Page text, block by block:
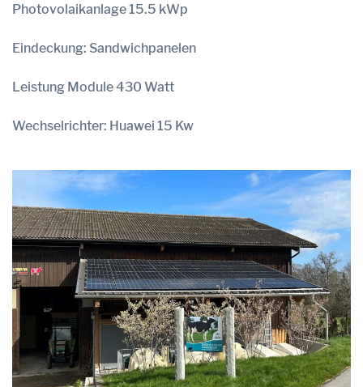
Photovolaikanlage 15.5 kWp
Eindeckung: Sandwichpanelen
Leistung Module 430 Watt
Wechselrichter: Huawei 15 Kw